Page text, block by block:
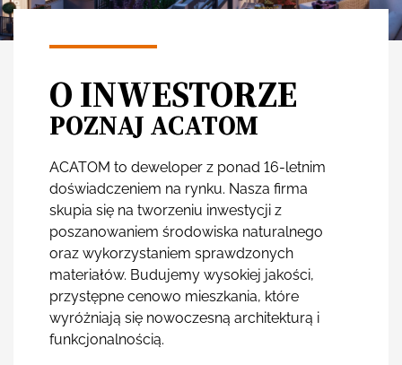
O INWESTORZE
POZNAJ ACATOM
ACATOM to deweloper z ponad 16-letnim
doświadczeniem na rynku. Nasza firma
skupia się na tworzeniu inwestycji z
poszanowaniem środowiska naturalnego
oraz wykorzystaniem sprawdzonych
materiałów. Budujemy wysokiej jakości,
przystępne cenowo mieszkania, które
wyróżniają się nowoczesną architekturą i
funkcjonalnością.